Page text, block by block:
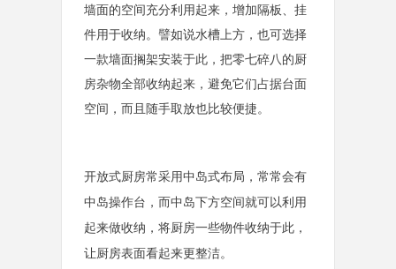
墙面的空间充分利用起来，增加隔板、挂
件用于收纳。譬如说水槽上方，也可选择
一款墙面搁架安装于此，把零七碎八的厨
房杂物全部收纳起来，避免它们占据台面
空间，而且随手取放也比较便捷。
开放式厨房常采用中岛式布局，常常会有
中岛操作台，而中岛下方空间就可以利用
起来做收纳，将厨房一些物件收纳于此，
让厨房表面看起来更整洁。